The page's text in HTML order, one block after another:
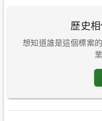
歷史
想知道誰是這個標案